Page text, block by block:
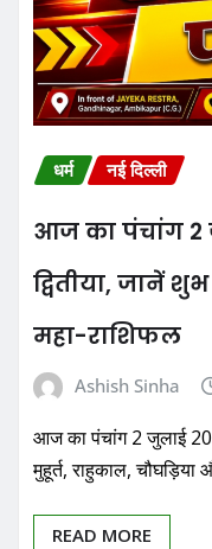
धर्म नई दिल्ली
आज का पंचांग 2
द्वितीया, जानें
महा-राशिफल
Ashish Sinha
आज का पंचांग 2 जुलाई
मुहूर्त, राहुकाल, चौघड़िया
READ MORE